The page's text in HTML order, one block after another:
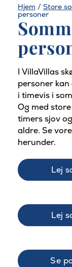
Hjem / Store
personer
I VillaVillas
personer kan
i timevis i
Og med
timers sjov
aldre. Se
herunder.
Lej
Lej
Se